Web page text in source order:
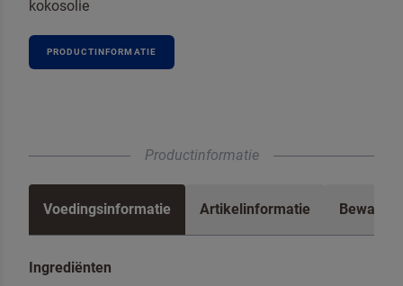
kokosolie
PRODUCTINFORMATIE
Productinformatie
Voedingsinformatie Artikelinformatie Bewaren
Ingrediënten